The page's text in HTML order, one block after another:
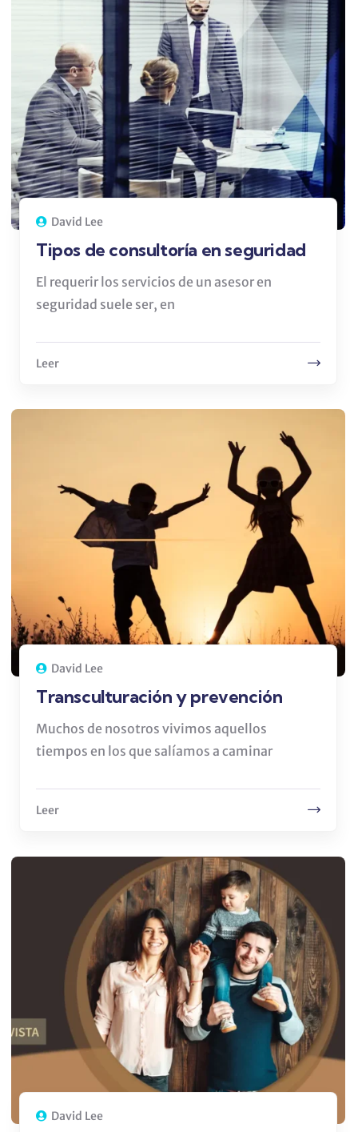
David Lee
Tipos de consultoría en seguridad
El requerir los servicios de un asesor en
seguridad suele ser, en
Leer
David Lee
Transculturación y prevención
Muchos de nosotros vivimos aquellos
tiempos en los que salíamos a caminar
Leer
David Lee